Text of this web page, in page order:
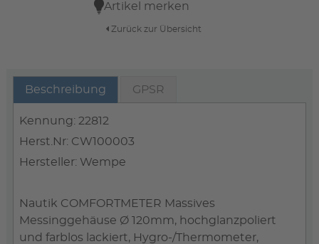
Artikel merken
Zurück zur Übersicht
Beschreibung GPSR
Kennung: 22812
Herst.Nr: CW100003
Hersteller: Wempe
Nautik COMFORTMETER Massives
Messinggehäuse Ø 120mm, hochglanzpoliert
und farblos lackiert, Hygro-/Thermometer,